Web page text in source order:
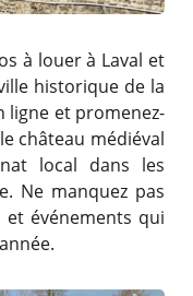
à louer à Laval et
historique de la
ligne et promenez-
château médiéval
local dans les
Ne manquez pas
événements qui